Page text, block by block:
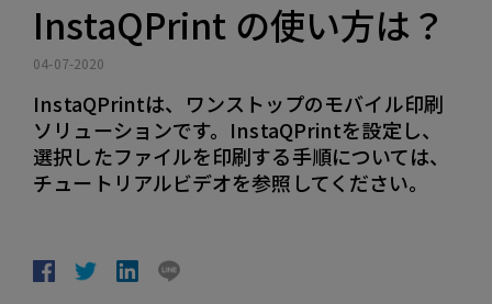
InstaQPrint の使い方は？
04-07-2020
InstaQPrintは、ワンストップのモバイル印刷
ソリューションです。InstaQPrintを設定し、
選択したファイルを印刷する手順については、
チュートリアルビデオを参照してください。